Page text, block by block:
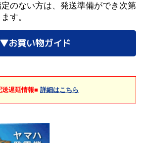
のない方は、発送準備ができ次第
す。
▼お買い物ガイド
送遅延情報■ 詳細はこちら